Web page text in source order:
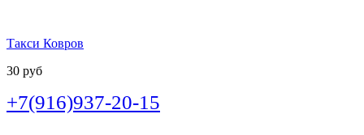
Такси Ковров
30 руб
+7(916)937-20-15